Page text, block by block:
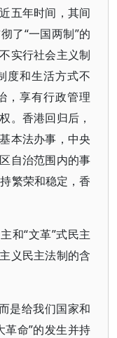
五年时间，其间
了“一国两制”的
实行社会主义制
度和生活方式不
，享有行政管理
。香港回归后，
本法办事，中央
自治范围内的事
繁荣和稳定，香
和“文革”式民主
义民主法制的含
是给我们国家和
革命”的发生并持